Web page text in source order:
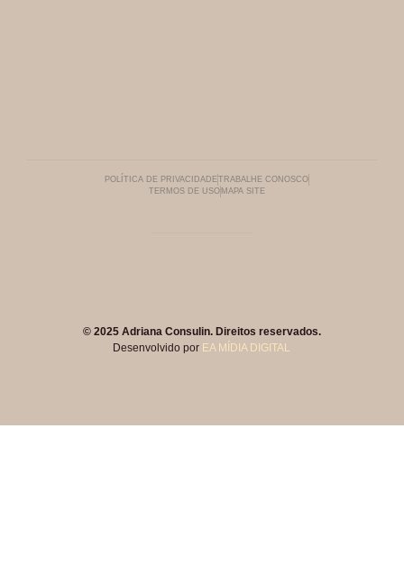
POLÍTICA DE PRIVACIDADETRABALHE CONOSCO
TERMOS DE USO MAPA SITE
© 2025 Adriana Consulin. Direitos reservados.
Desenvolvido por EA MÍDIA DIGITAL